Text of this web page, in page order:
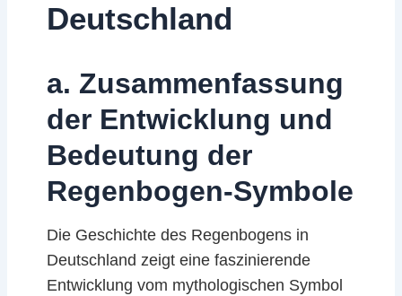
Deutschland
a. Zusammenfassung
der Entwicklung und
Bedeutung der
Regenbogen-Symbole
Die Geschichte des Regenbogens in
Deutschland zeigt eine faszinierende
Entwicklung vom mythologischen Symbol